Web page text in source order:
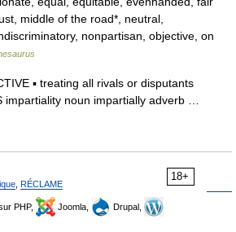
middle of the road*, neutral,
nonpartisan, objective, on
▪ treating all rivals or disputants
impartiality noun impartially adverb …
18+
RÉCLAME
PHP, Joomla,
Drupal,